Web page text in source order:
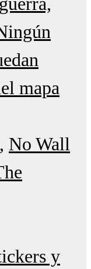
mapa
No Wall
y